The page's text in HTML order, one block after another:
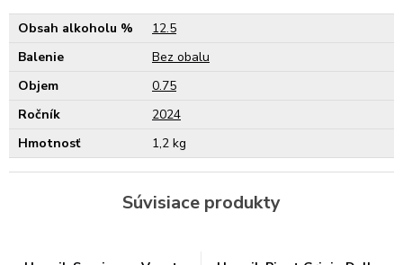
Obsah alkoholu %
12.5
Balenie
Bez obalu
Objem
0.75
Ročník
2024
Hmotnosť
1,2 kg
Súvisiace produkty